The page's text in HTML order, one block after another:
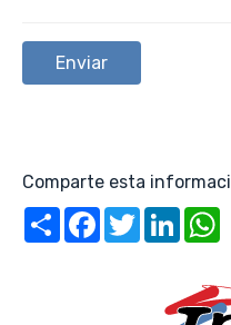
Comparte esta
ShareFacebookTwitter